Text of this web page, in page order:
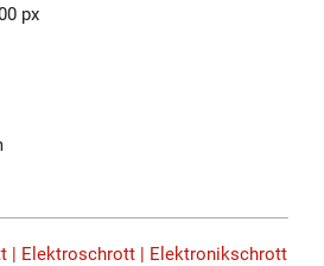
px
| Elektroschrott | Elektronikschrott